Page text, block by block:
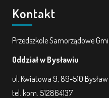
Kontakt
Przedszkole Samorządowe
Oddział w Bysławiu
ul. Kwiatowa 9, 89-510 Bysław
tel. kom. 512864137